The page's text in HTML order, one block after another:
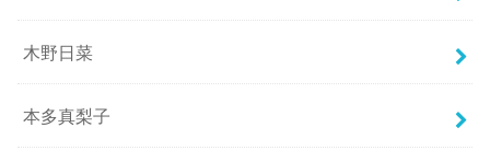
木野日菜
本多真梨子